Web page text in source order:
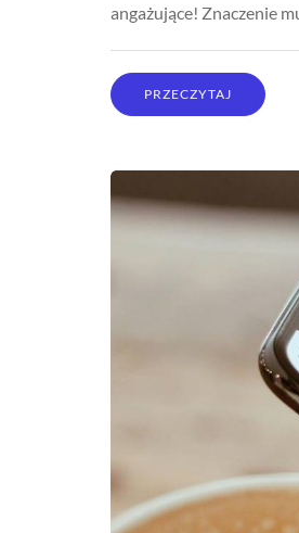
angażujące! Znaczenie
PRZECZYTAJ